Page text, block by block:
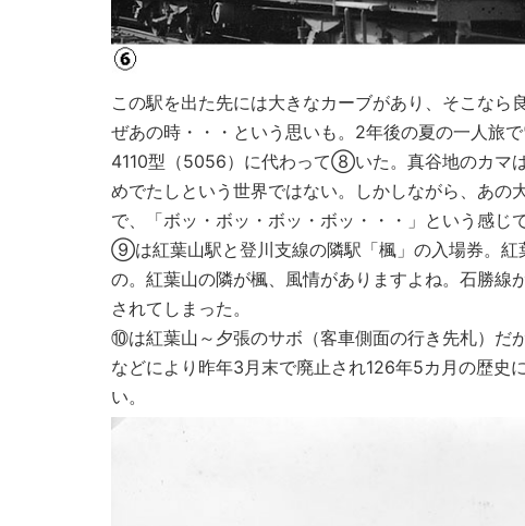
この駅を出た先には大きなカーブがあり、そこな
ぜあの時・・・という思いも。2年後の夏の一人旅
4110型（5056）に代わって⑧いた。真谷地のカマ
めでたしという世界ではない。しかしながら、あ
で、「ボッ・ボッ・ボッ・ボッ・・・」という感じ
⑨は紅葉山駅と登川支線の隣駅「楓」の入場券。紅
の。紅葉山の隣が楓、風情がありますよね。石勝線
されてしまった。
⑩は紅葉山～夕張のサボ（客車側面の行き先札）だ
などにより昨年3月末で廃止され126年5カ月の歴史
い。